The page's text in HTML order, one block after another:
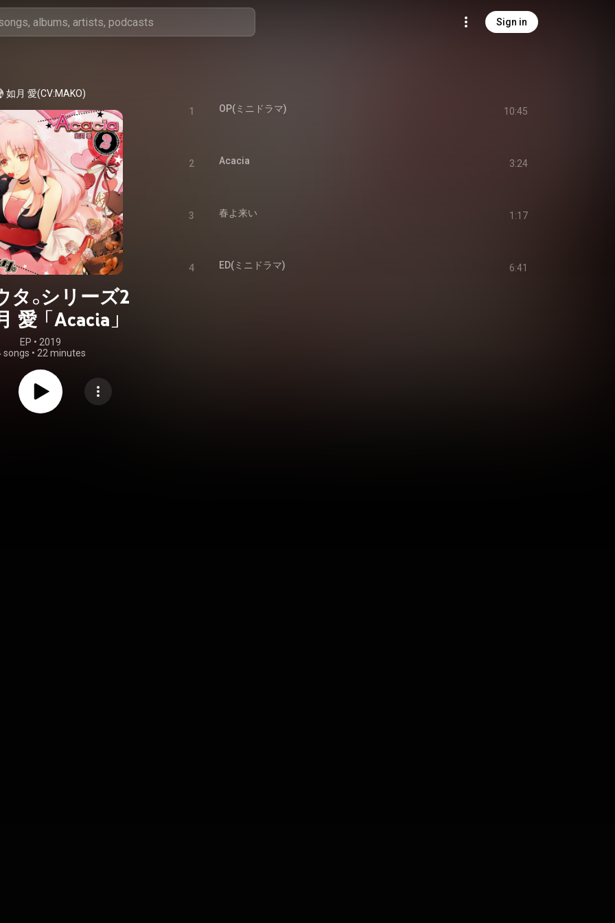
Sign in
如月 愛(CV:MAKO)
タ。シリーズ2
愛「Acacia」
EP • 2019
songs • 22 minutes
1 OP(ミニドラマ) 10:45
2 Acacia 3:24
3 春よ来い 1:17
4 ED(ミニドラマ) 6:41